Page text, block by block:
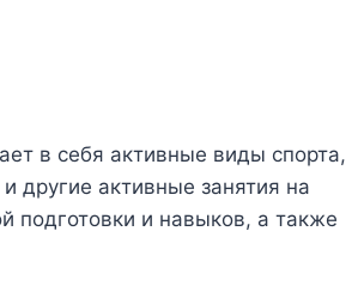
в себя активные виды спорта,
другие активные занятия на
подготовки и навыков, а также